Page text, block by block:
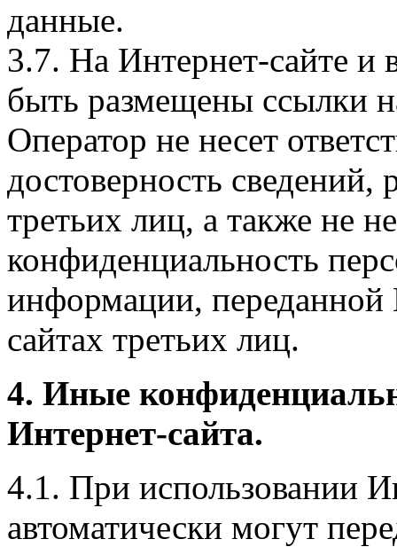
данные.
3.7. На Интернет-сайте
быть размещены ссылки
Оператор не несет
достоверность
третьих лиц, а также не
конфиденциальность
информации, переданной
сайтах третьих лиц.
4. Иные
Интернет-сайта.
4.1. При использовании
автоматически могут